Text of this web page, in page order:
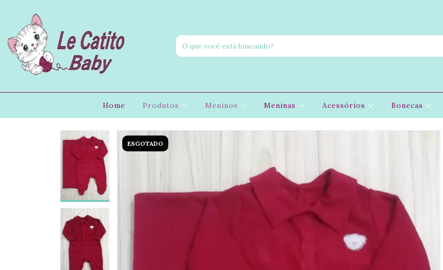
Home Produtos Meninos Meninas Acessórios Bonecas
ESGOTADO